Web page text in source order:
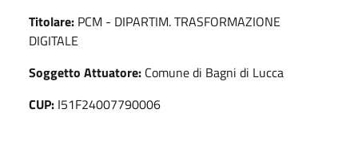
Titolare: PCM - DIPARTIM. TRASFORMAZIONE
DIGITALE
Soggetto Attuatore: Comune di Bagni di Lucca
CUP: I51F24007790006